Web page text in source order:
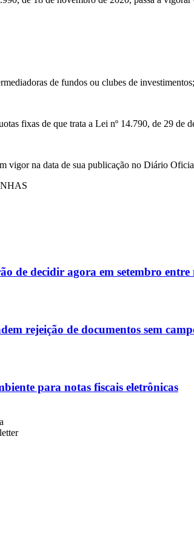
de fundos ou clubes de investimentos;
fixas de que trata a Lei nº 14.790, de 29 de
vigor na data de sua publicação no Diário
de decidir agora em setembro
rejeição de documentos sem
para notas fiscais eletrônicas